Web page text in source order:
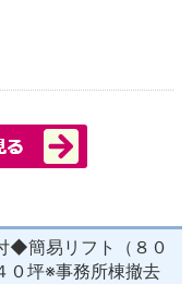
◆簡易リフト（８０
０坪※事務所棟撤去